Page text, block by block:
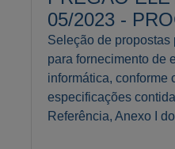
05/2023 -
Seleção de propostas
para fornecimento de
informática, conforme
especificações
Referência, Anexo I